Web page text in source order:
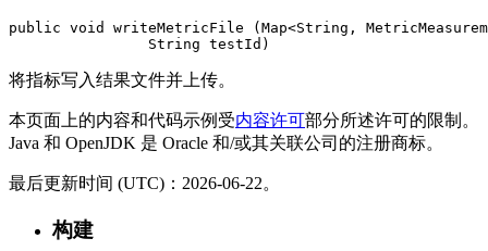
public void writeMetricFile (Map<String,
                String testId)
将指标写入结果文件并上传。
本页面上的内容和代码示例受内容许可部分所述许可的限制。
Java 和 OpenJDK 是 Oracle 和/或其关联公司的注册商标。
最后更新时间 (UTC)：2026-06-22。
构建